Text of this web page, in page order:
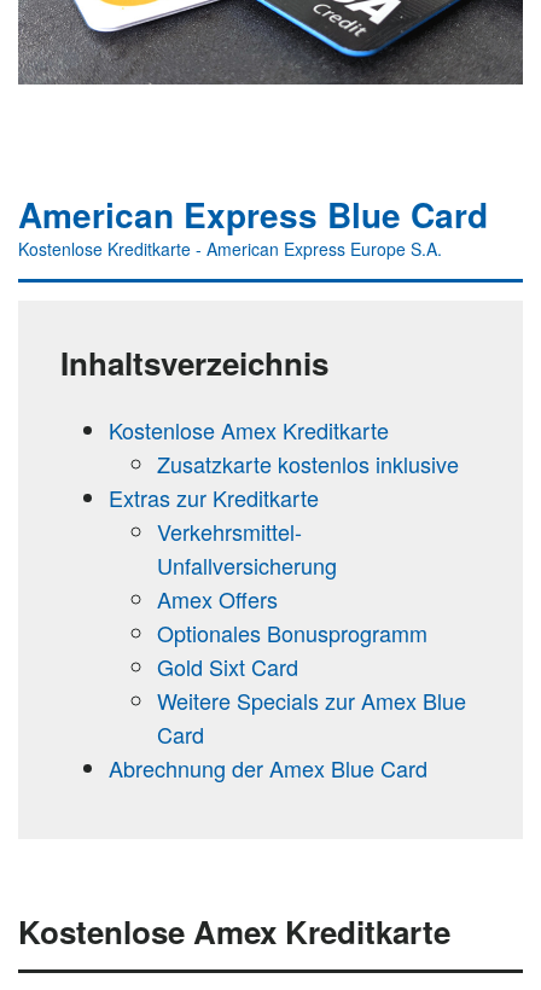
American Express Blue Card
Kostenlose Kreditkarte - American Express Europe S.A.
Inhaltsverzeichnis
Kostenlose Amex Kreditkarte
Zusatzkarte kostenlos inklusive
Extras zur Kreditkarte
Verkehrsmittel-
Unfallversicherung
Amex Offers
Optionales Bonusprogramm
Gold Sixt Card
Weitere Specials zur Amex Blue
Card
Abrechnung der Amex Blue Card
Kostenlose Amex Kreditkarte